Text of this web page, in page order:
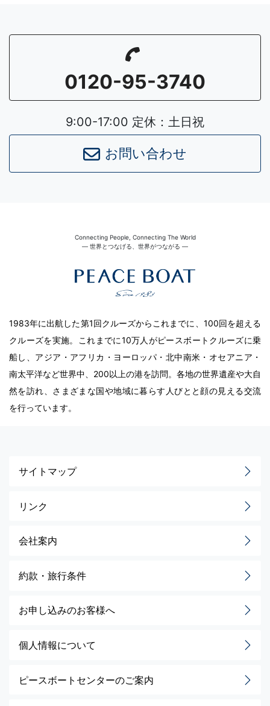
0120-95-3740
9:00-17:00 定休：土日祝
お問い合わせ
Connecting People, Connecting The World
― 世界とつなげる、世界がつながる ―
1983年に出航した第1回クルーズからこれまでに、100回を超える
クルーズを実施。これまでに10万人がピースボートクルーズに乗
船し、アジア・アフリカ・ヨーロッパ・北中南米・オセアニア・
南太平洋など世界中、200以上の港を訪問。各地の世界遺産や大自
然を訪れ、さまざまな国や地域に暮らす人びとと顔の見える交流
を行っています。
サイトマップ
リンク
会社案内
約款・旅行条件
お申し込みのお客様へ
個人情報について
ピースボートセンターのご案内